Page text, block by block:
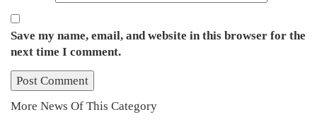
Save my name, email, and website in this browser for the
next time I comment.
More News Of This Category